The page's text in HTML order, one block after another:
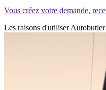
Vous créez votre demande,
Les raisons d'utiliser